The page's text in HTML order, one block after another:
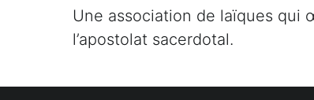
Une association de laïques
l’apostolat sacerdotal.